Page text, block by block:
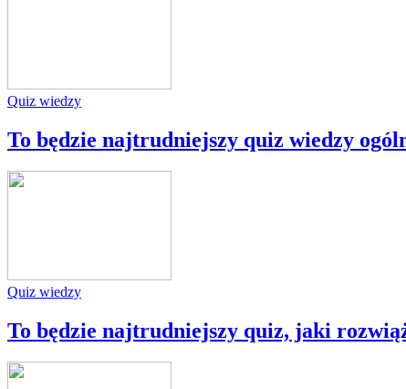
Quiz wiedzy
To będzie najtrudniejszy quiz wiedzy
Quiz wiedzy
To będzie najtrudniejszy quiz, jaki